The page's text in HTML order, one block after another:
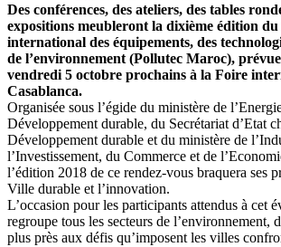
Des conférences, des ateliers, des tables
expositions meubleront la dixième édition du
international des équipements, des
de l’environnement (Pollutec Maroc),
vendredi 5 octobre prochains à la Foire
Casablanca.
Organisée sous l’égide du ministère de
Développement durable, du Secrétariat d’Etat
Développement durable et du ministère de
l’Investissement, du Commerce et de
l’édition 2018 de ce rendez-vous braquera ses
Ville durable et l’innovation.
L’occasion pour les participants attendus à cet
regroupe tous les secteurs de l’environnement,
plus près aux défis qu’imposent les villes